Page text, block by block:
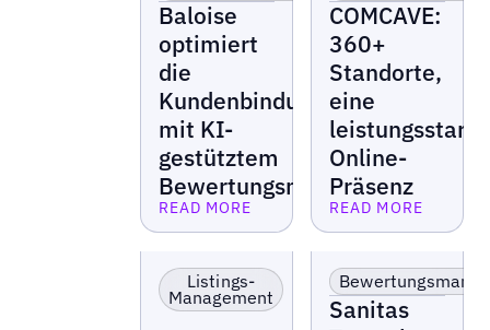
Baloise
optimiert
die
Kundenbindung
mit KI-
gestütztem
Bewertungsmanagement
Lesen Sie mehr
READ MORE
COMCAVE:
360+
Standorte,
eine
Online-
Präsenz
Lesen Sie mehr
READ MORE
Gesundheitswesen
Listings-
Management
Einzelhandel &
Franchise
Sanitas